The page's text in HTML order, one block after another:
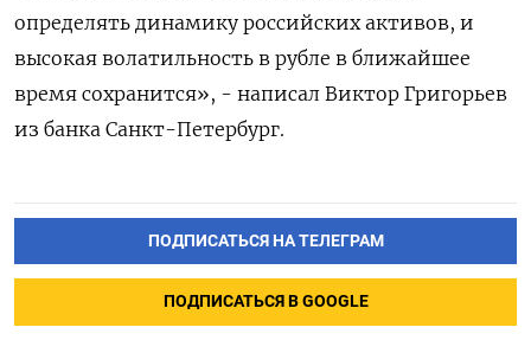
определять динамику российских активов, и
высокая волатильность в рубле в ближайшее
время сохранится», - написал Виктор Григорьев
из банка Санкт-Петербург.
ПОДПИСАТЬСЯ НА ТЕЛЕГРАМ
ПОДПИСАТЬСЯ В GOOGLE